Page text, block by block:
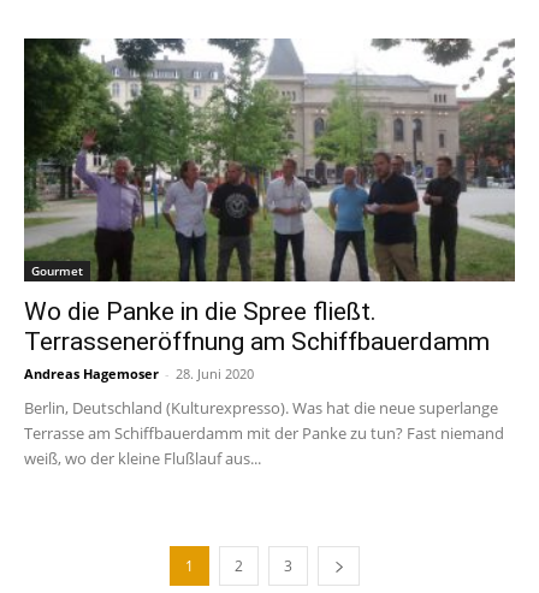
Gourmet
Wo die Panke in die Spree fließt.
Terrasseneröffnung am Schiffbauerdamm
Andreas Hagemoser - 28. Juni 2020
Berlin, Deutschland (Kulturexpresso). Was hat die neue superlange
Terrasse am Schiffbauerdamm mit der Panke zu tun? Fast niemand
weiß, wo der kleine Flußlauf aus...
1 2 3